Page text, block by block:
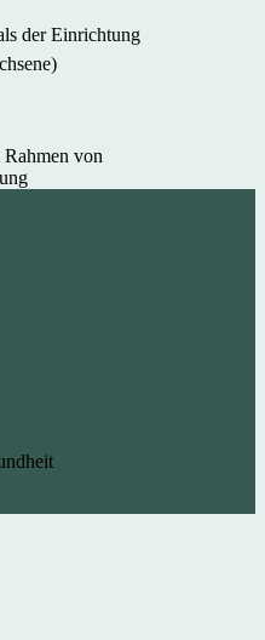
der Einrichtung
von